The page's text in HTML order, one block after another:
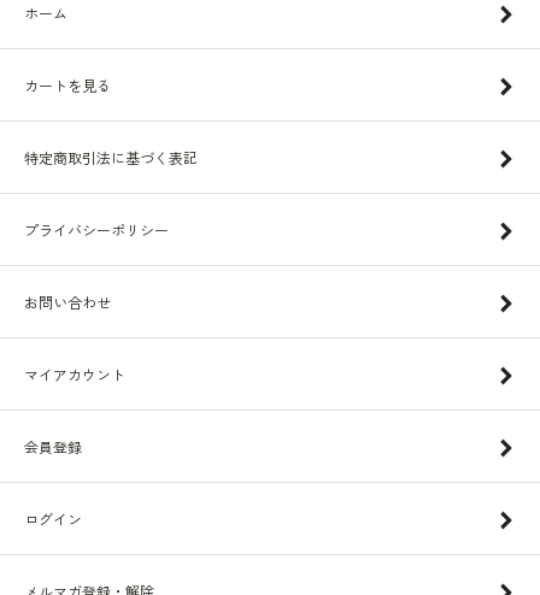
ホーム
カートを見る
特定商取引法に基づく表記
プライバシーポリシー
お問い合わせ
マイアカウント
会員登録
ログイン
メルマガ登録・解除